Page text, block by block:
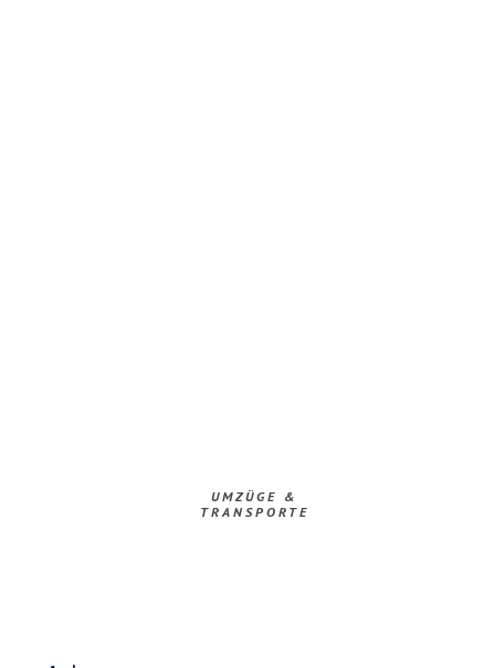
UMZÜGE &
TRANSPORTE